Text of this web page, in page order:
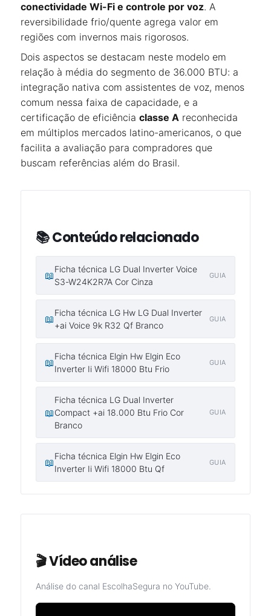
conectividade Wi-Fi e controle por voz. A
reversibilidade frio/quente agrega valor em
regiões com invernos mais rigorosos.
Dois aspectos se destacam neste modelo em
relação à média do segmento de 36.000 BTU: a
integração nativa com assistentes de voz, menos
comum nessa faixa de capacidade, e a
certificação de eficiência classe A reconhecida
em múltiplos mercados latino-americanos, o que
facilita a avaliação para compradores que
buscam referências além do Brasil.
📚 Conteúdo relacionado
📖
Ficha técnica LG Dual Inverter Voice
S3-W24K2R7A Cor Cinza
GUIA
📖
Ficha técnica LG Hw LG Dual Inverter
+ai Voice 9k R32 Qf Branco
GUIA
📖
Ficha técnica Elgin Hw Elgin Eco
Inverter Ii Wifi 18000 Btu Frio
GUIA
📖
Ficha técnica LG Dual Inverter
Compact +ai 18.000 Btu Frio Cor
Branco
GUIA
📖
Ficha técnica Elgin Hw Elgin Eco
Inverter Ii Wifi 18000 Btu Qf
GUIA
🎬 Vídeo análise
Análise do canal EscolhaSegura no YouTube.